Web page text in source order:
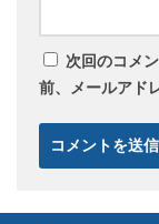
次回のコメ
前、メールアド